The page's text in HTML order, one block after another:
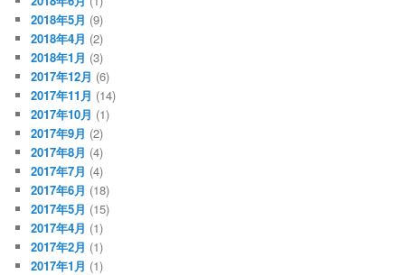
2018年5月 (9)
2018年4月 (2)
2018年1月 (3)
2017年12月 (6)
2017年11月 (14)
2017年10月 (1)
2017年9月 (2)
2017年8月 (4)
2017年7月 (4)
2017年6月 (18)
2017年5月 (15)
2017年4月 (1)
2017年2月 (1)
2017年1月 (1)